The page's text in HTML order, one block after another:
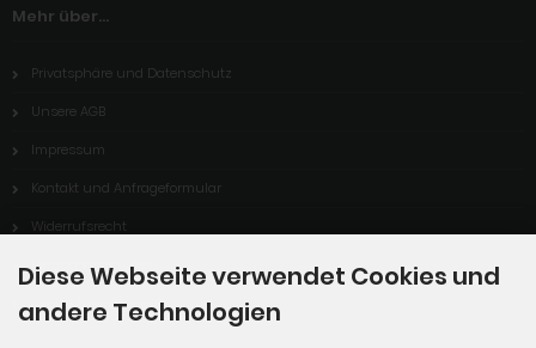
Mehr über...
Privatsphäre und Datenschutz
Unsere AGB
Impressum
Kontakt und Anfrageformular
Widerrufsrecht
Vertrag Widerrufen
Cookie Einstellungen
Diese Webseite verwendet Cookies und
andere Technologien